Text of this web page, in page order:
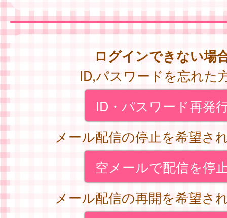
ログインできない場
ID,パスワードを忘れた
ID・パスワード再発
メール配信の停止を希望さ
空メールで配信を停
メール配信の再開を希望さ